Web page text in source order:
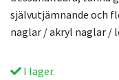
självutjämnande och
naglar / akryl naglar /
I lager.